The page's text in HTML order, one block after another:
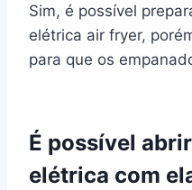
Sim, é possível
elétrica air fryer,
para que os
É possível
elétrica com